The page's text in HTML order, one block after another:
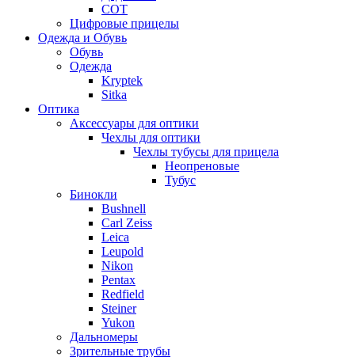
СОТ
Цифровые прицелы
Одежда и Обувь
Обувь
Одежда
Kryptek
Sitka
Оптика
Аксессуары для оптики
Чехлы для оптики
Чехлы тубусы для прицела
Неопреновые
Тубус
Бинокли
Bushnell
Carl Zeiss
Leica
Leupold
Nikon
Pentax
Redfield
Steiner
Yukon
Дальномеры
Зрительные трубы